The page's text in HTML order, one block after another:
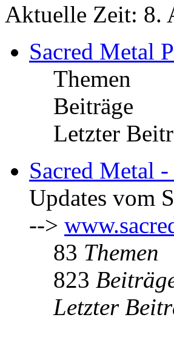
Aktuelle Zeit: 8.
Sacred Metal
Themen
Beiträge
Letzter
Sacred Metal
Updates vom
-->
83 Themen
823
Letzter